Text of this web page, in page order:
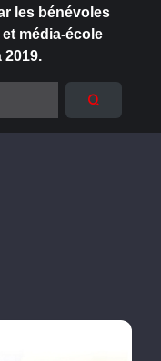
les bénévoles
média-école
2019.